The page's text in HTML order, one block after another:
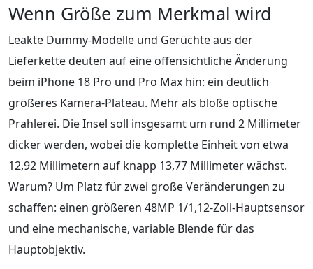
Wenn Größe zum Merkmal wird
Leakte Dummy-Modelle und Gerüchte aus der
Lieferkette deuten auf eine offensichtliche Änderung
beim iPhone 18 Pro und Pro Max hin: ein deutlich
größeres Kamera-Plateau. Mehr als bloße optische
Prahlerei. Die Insel soll insgesamt um rund 2 Millimeter
dicker werden, wobei die komplette Einheit von etwa
12,92 Millimetern auf knapp 13,77 Millimeter wächst.
Warum? Um Platz für zwei große Veränderungen zu
schaffen: einen größeren 48MP 1/1,12-Zoll-Hauptsensor
und eine mechanische, variable Blende für das
Hauptobjektiv.